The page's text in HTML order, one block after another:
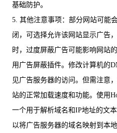
基础防护。
5. 其他注意事项：部分网站可能
闭，可选择允许该网站显示广告
时，过度屏蔽广告可能影响网站
用广告屏蔽插件。修改计算机的
见广告服务器的访问。但需注意
站的正常加载速度和功能。使用
一个用于解析域名和IP地址的文
以将广告服务器的域名映射到本